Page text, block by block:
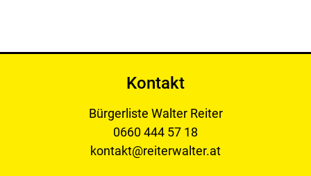
Kontakt
Bürgerliste Walter Reiter
0660 444 57 18
kontakt@reiterwalter.at